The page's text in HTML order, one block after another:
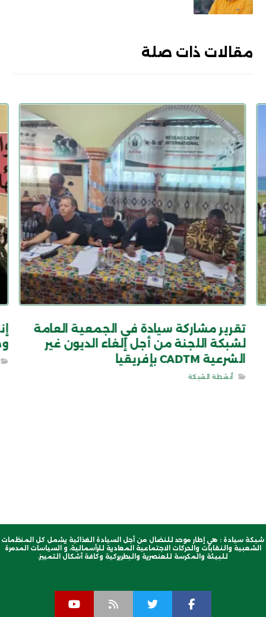
مقالات ذات صلة
تقرير مشاركة سيادة في الجمعية العامة
لشبكة اللجنة من أجل إلغاء الديون غير
الشرعية CADTM بإفريقيا
أنشطة الشبكة
شبكة سيادة : هي إطار موحد للنضال من أجل السيادة الغذائية يشمل كل المنظمات
الشعبية والنقابات والحركات الاجتماعية المعادية للرأسمالية، و السياسات المدمرة
للبيئة والمكرسة للعنصرية والبطريركية وكافة أشكال التمييز.